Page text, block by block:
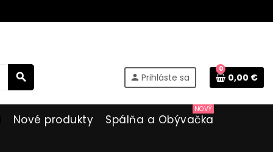
search person Prihláste sa
0
0,00 €
Nové produkty Spálňa a Obývačka
NOVÝ